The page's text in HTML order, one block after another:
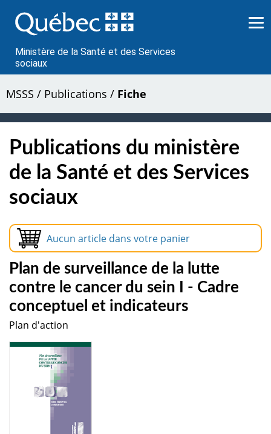
au
contenu
Ministère de la Santé et des Services
sociaux
MSSS / Publications / Fiche
Publications du ministère
de la Santé et des Services
sociaux
Aucun article dans votre panier
Plan de surveillance de la lutte
contre le cancer du sein I - Cadre
conceptuel et indicateurs
Plan d'action